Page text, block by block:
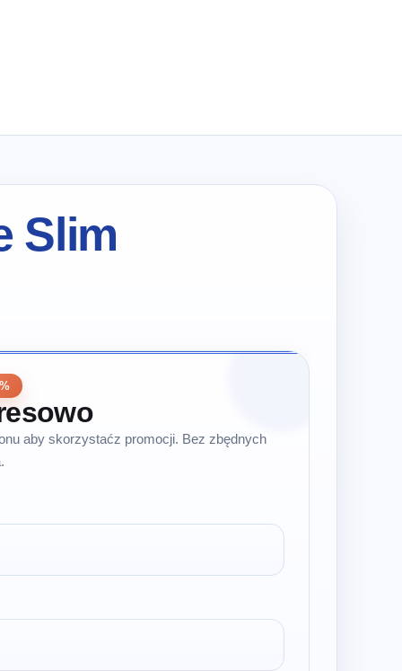
Slim
aby skorzystaćz promocji. Bez zbędnych